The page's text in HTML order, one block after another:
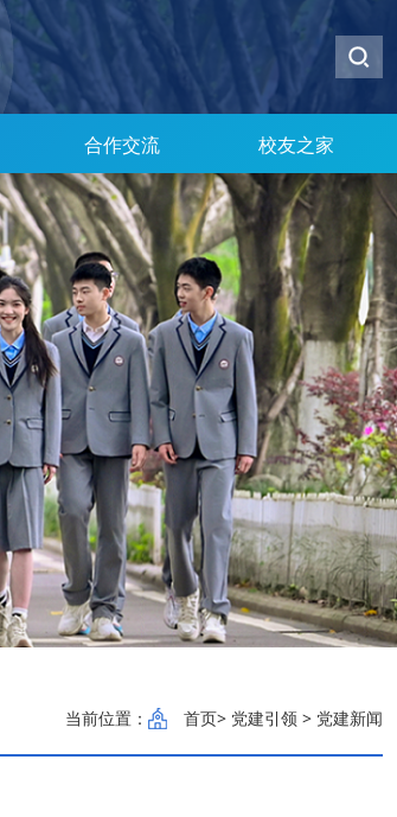
合作交流 校友之家
当前位置： 首页> 党建引领 > 党建新闻